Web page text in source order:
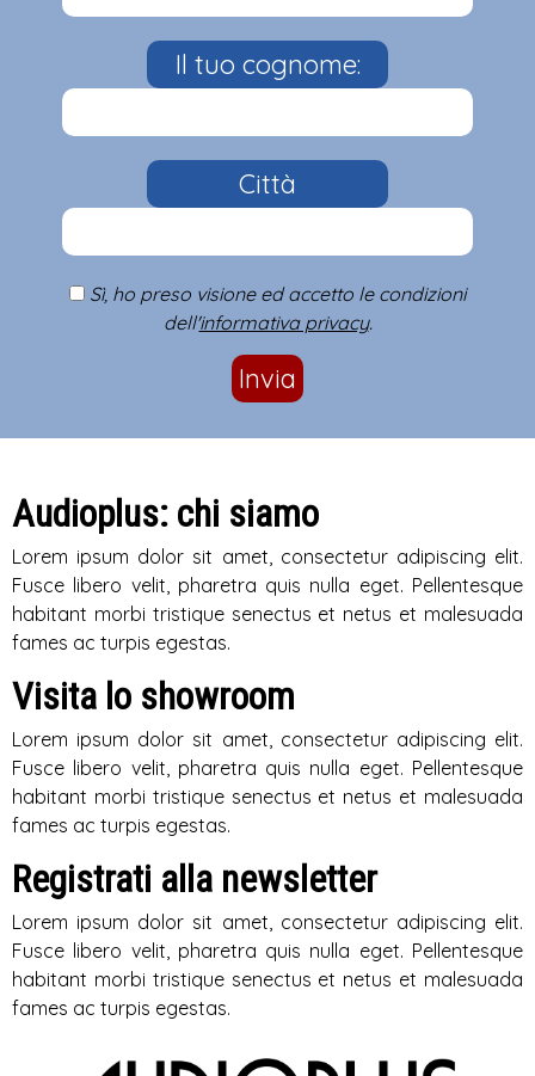
Il tuo cognome:
Città
Sì, ho preso visione ed accetto le condizioni
dell'informativa privacy.
Invia
Audioplus: chi siamo
Lorem ipsum dolor sit amet, consectetur adipiscing elit.
Fusce libero velit, pharetra quis nulla eget. Pellentesque
habitant morbi tristique senectus et netus et malesuada
fames ac turpis egestas.
Visita lo showroom
Lorem ipsum dolor sit amet, consectetur adipiscing elit.
Fusce libero velit, pharetra quis nulla eget. Pellentesque
habitant morbi tristique senectus et netus et malesuada
fames ac turpis egestas.
Registrati alla newsletter
Lorem ipsum dolor sit amet, consectetur adipiscing elit.
Fusce libero velit, pharetra quis nulla eget. Pellentesque
habitant morbi tristique senectus et netus et malesuada
fames ac turpis egestas.